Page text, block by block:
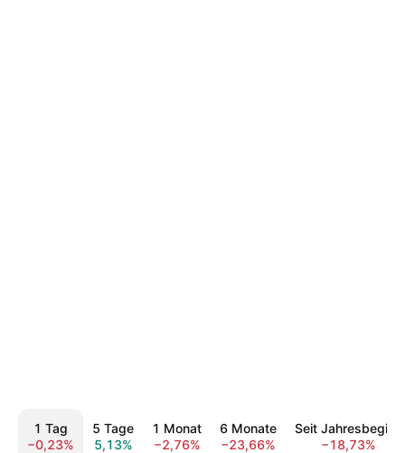
1 Tag
−0,23%
5 Tage
5,13%
1 Monat
−2,76%
6 Monate
−23,66%
Seit Jahresbeginn
−18,73%